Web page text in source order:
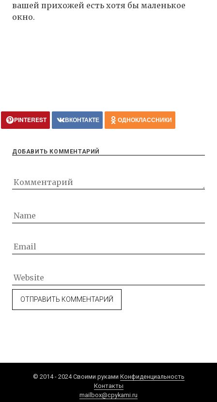
вашей прихожей есть хотя бы маленькое
окно.
PINTEREST ВКОНТАКТЕ ОДНОКЛАССНИКИ
ДОБАВИТЬ КОММЕНТАРИЙ
© 2014 - 2024 Своими руками Конфиденциальность
Контакты
mailbox@cpykami.ru